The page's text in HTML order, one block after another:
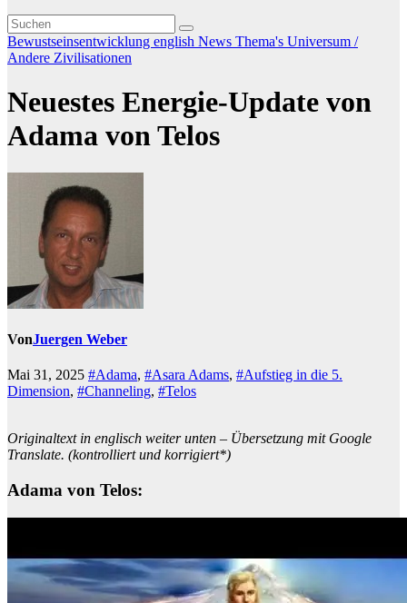
Bewustseinsentwicklung english News Thema's Universum /
Andere Zivilisationen
Neuestes Energie-Update von
Adama von Telos
VonJuergen Weber
Mai 31, 2025 #Adama, #Asara Adams, #Aufstieg in die 5.
Dimension, #Channeling, #Telos
Originaltext in englisch weiter unten – Übersetzung mit Google
Translate. (kontrolliert und korrigiert*)
Adama von Telos: